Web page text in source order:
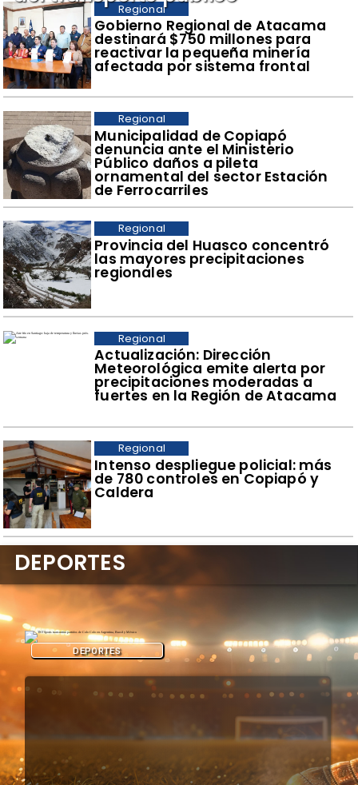
Gobierno Regional de Atacama
destinará $750 millones para
reactivar la pequeña minería
afectada por sistema frontal
Regional
Municipalidad de Copiapó
denuncia ante el Ministerio
Público daños a pileta
ornamental del sector Estación
de Ferrocarriles
Regional
Provincia del Huasco concentró
las mayores precipitaciones
regionales
Regional
Actualización: Dirección
Meteorológica emite alerta por
precipitaciones moderadas a
fuertes en la Región de Atacama
Regional
Intenso despliegue policial: más
de 780 controles en Copiapó y
Caldera
Regional
DEPORTES
DEPORTES